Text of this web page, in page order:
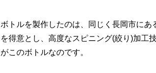
ボトルを製作したのは、同じく長岡市に
を得意とし、高度なスピニング(絞り)加工
がこのボトルなのです。